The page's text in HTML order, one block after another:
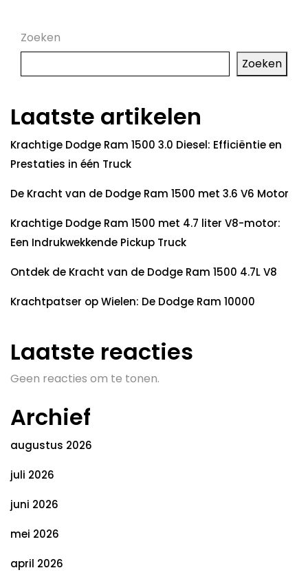
Zoeken
Zoeken
Laatste artikelen
Krachtige Dodge Ram 1500 3.0 Diesel: Efficiëntie en
Prestaties in één Truck
De Kracht van de Dodge Ram 1500 met 3.6 V6 Motor
Krachtige Dodge Ram 1500 met 4.7 liter V8-motor:
Een Indrukwekkende Pickup Truck
Ontdek de Kracht van de Dodge Ram 1500 4.7L V8
Krachtpatser op Wielen: De Dodge Ram 10000
Laatste reacties
Geen reacties om te tonen.
Archief
augustus 2026
juli 2026
juni 2026
mei 2026
april 2026